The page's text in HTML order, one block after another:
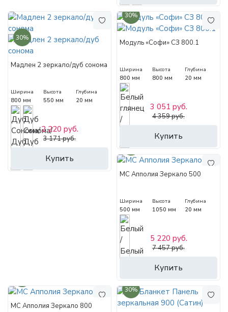
30%
Мадлен 2 зеркало/дуб сонома
Ширина
800 мм
Высота
550 мм
Глубина
20 мм
Купить
2 220 руб.
3 171 руб.
30%
Модуль «Софи» СЗ 800.1
Ширина
800 мм
Высота
800 мм
Глубина
20 мм
Купить
3 051 руб.
4 359 руб.
30%
МС Апполия Зеркало 500
Ширина
500 мм
Высота
1050 мм
Глубина
20 мм
Купить
5 220 руб.
7 457 руб.
МС Апполия Зеркало 800
30%